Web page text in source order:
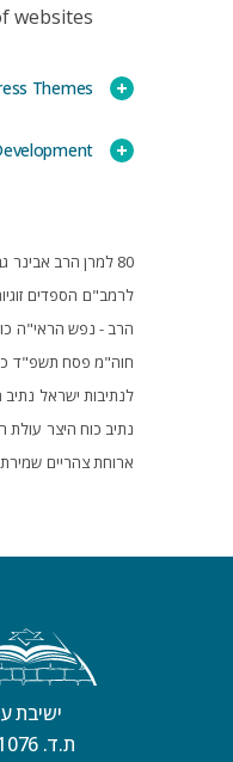
websites
Themes
80 למרן הרב אבינר
לרמב"ם הספדים
הרב - נפש הראי"ה
חוה"מ פסח תשפ"ד
לנתיבות ישראל נתיב
נתיב כוח היצר עולת
ארוחת צהריים
ישיבת
ת.ד. 1076 ירושלים 9100902